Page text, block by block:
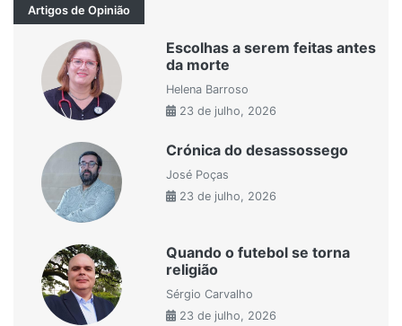
Artigos de Opinião
Escolhas a serem feitas antes
da morte
Helena Barroso
23 de julho, 2026
Crónica do desassossego
José Poças
23 de julho, 2026
Quando o futebol se torna
religião
Sérgio Carvalho
23 de julho, 2026